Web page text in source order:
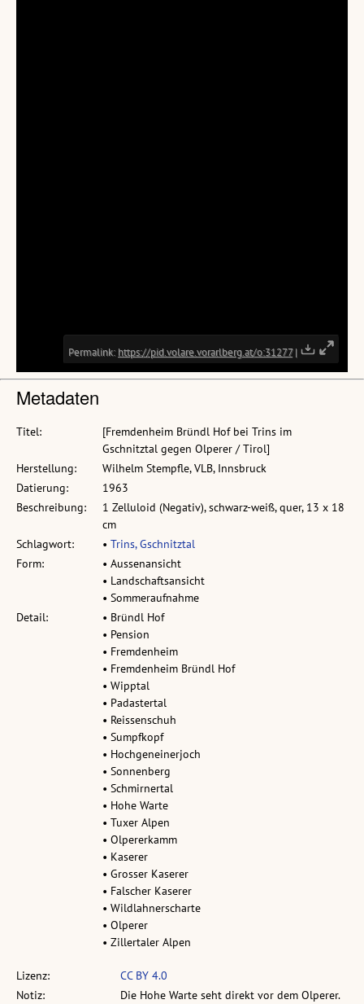
Metadaten
Titel:
[Fremdenheim Bründl Hof bei Trins im
Gschnitztal gegen Olperer / Tirol]
Herstellung:
Wilhelm Stempfle, VLB, Innsbruck
Datierung:
1963
Beschreibung:
1 Zelluloid (Negativ), schwarz-weiß, quer, 13 x 18
cm
Schlagwort:
• Trins, Gschnitztal
Form:
• Aussenansicht
• Landschaftsansicht
• Sommeraufnahme
Detail:
• Bründl Hof
• Pension
• Fremdenheim
• Fremdenheim Bründl Hof
• Wipptal
• Padastertal
• Reissenschuh
• Sumpfkopf
• Hochgeneinerjoch
• Sonnenberg
• Schmirnertal
• Hohe Warte
• Tuxer Alpen
• Olpererkamm
• Kaserer
• Grosser Kaserer
• Falscher Kaserer
• Wildlahnerscharte
• Olperer
• Zillertaler Alpen
Lizenz:
CC BY 4.0
Notiz:
Die Hohe Warte seht direkt vor dem Olperer.